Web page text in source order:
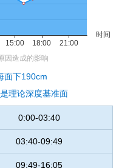
面下190cm
理论深度基准面
0:00-03:40
03:40-09:49
09:49-16:05